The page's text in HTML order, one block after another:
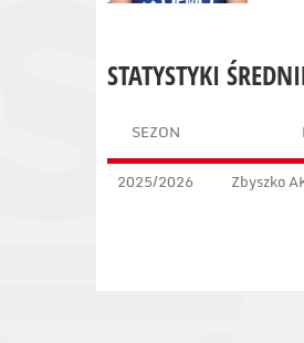
STATYSTYKI
SEZON
2025/2026 Zbyszko